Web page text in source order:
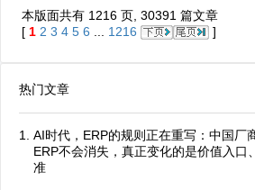
本版面共有 1216 页, 30391 篇文章
[ 1 2 3 4 5 6 1216 ]
热门文章
AI时代，ERP的规则正在重写：中国厂
ERP不会消失，真正变化的是价值入口
准